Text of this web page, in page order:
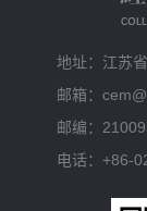
地址：江苏
邮箱：
邮编：
电话：+86-